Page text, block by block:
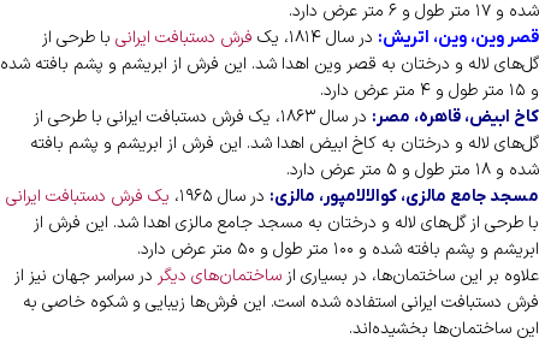
شده و ۱۷ متر طول و ۶ متر عرض دارد.
قصر وین، وین، اتریش: در سال ۱۸۱۴، یک فرش دستبافت ایرانی با طرحی از
گل‌های لاله و درختان به قصر وین اهدا شد. این فرش از ابریشم و پشم بافته شده
و ۱۵ متر طول و ۴ متر عرض دارد.
کاخ ابیض، قاهره، مصر:
در سال ۱۸۶۳، یک فرش دستبافت ایرانی با طرحی از
گل‌های لاله و درختان به کاخ ابیض اهدا شد. این فرش از ابریشم و پشم بافته
شده و ۱۸ متر طول و ۵ متر عرض دارد.
مسجد جامع مالزی، کوالالامپور، مالزی: در سال ۱۹۶۵،
یک فرش دستبافت ایرانی
با طرحی از گل‌های لاله و درختان به مسجد جامع مالزی اهدا شد. این فرش از
ابریشم و پشم بافته شده و ۱۰۰ متر طول و ۵۰ متر عرض دارد.
علاوه بر این ساختمان‌ها، در بسیاری از ساختمان‌های دیگر در سراسر جهان نیز از
فرش دستبافت ایرانی استفاده شده است. این فرش‌ها زیبایی و شکوه خاصی به
این ساختمان‌ها بخشیده‌اند.